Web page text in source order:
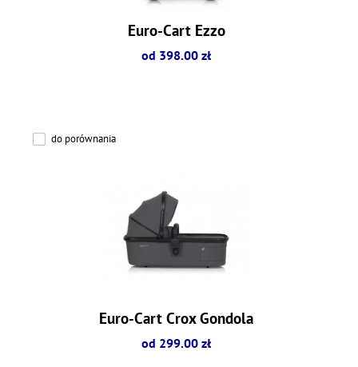
Euro-Cart Ezzo
od 398.00 zł
do porównania
Euro-Cart Crox Gondola
od 299.00 zł